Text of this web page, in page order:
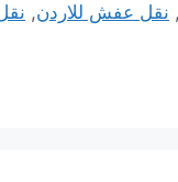
عفش للاردن,نقل